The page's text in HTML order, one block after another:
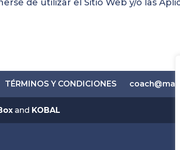
de utilizar el Sitio Web y/o las
TÉRMINOS Y CONDICIONES
and KOBAL